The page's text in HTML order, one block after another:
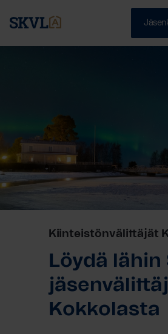
HAE
Kiinteistönvälittäjät
Löydä lähin
Kokkolasta